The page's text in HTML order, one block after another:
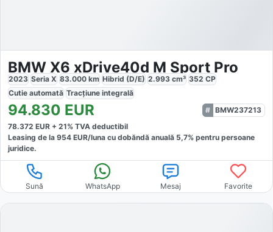
BMW X6 xDrive40d M Sport Pro
2023 Seria X 83.000 km Hibrid (D/E) 2.993 cm³ 352 CP
Cutie automată Tracțiune integrală
94.830 EUR
BMW237213
78.372 EUR + 21% TVA deductibil
Leasing de la 954 EUR/luna cu dobăndă anuală 5,7% pentru persoane
juridice.
Sună WhatsApp Mesaj Favorite